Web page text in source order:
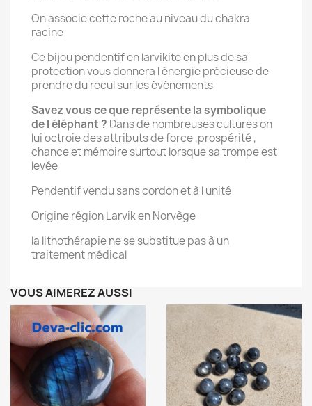
On associe cette roche au niveau du chakra
racine
Ce bijou pendentif en larvikite en plus de sa
protection vous donnera l énergie précieuse de
prendre du recul sur les événements
Savez vous ce que représente la symbolique
de l éléphant ? Dans de nombreuses cultures on
lui octroie des attributs de force ,prospérité ,
chance et mémoire surtout lorsque sa trompe est
levée
Pendentif vendu sans cordon et à l unité
Origine région Larvik en Norvège
la lithothérapie ne se substitue pas à un
traitement médical
VOUS AIMEREZ AUSSI